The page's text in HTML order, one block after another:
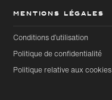
MENTIONS LÉGALES
Conditions d’utilisation
Politique de confidentialité
Politique relative aux cookies